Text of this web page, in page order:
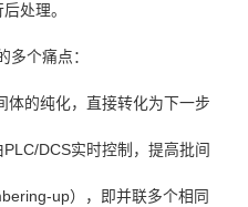
处理。
多个痛点：
体的纯化，直接转化为下一步
DCS实时控制，提高批间
up），即并联多个相同